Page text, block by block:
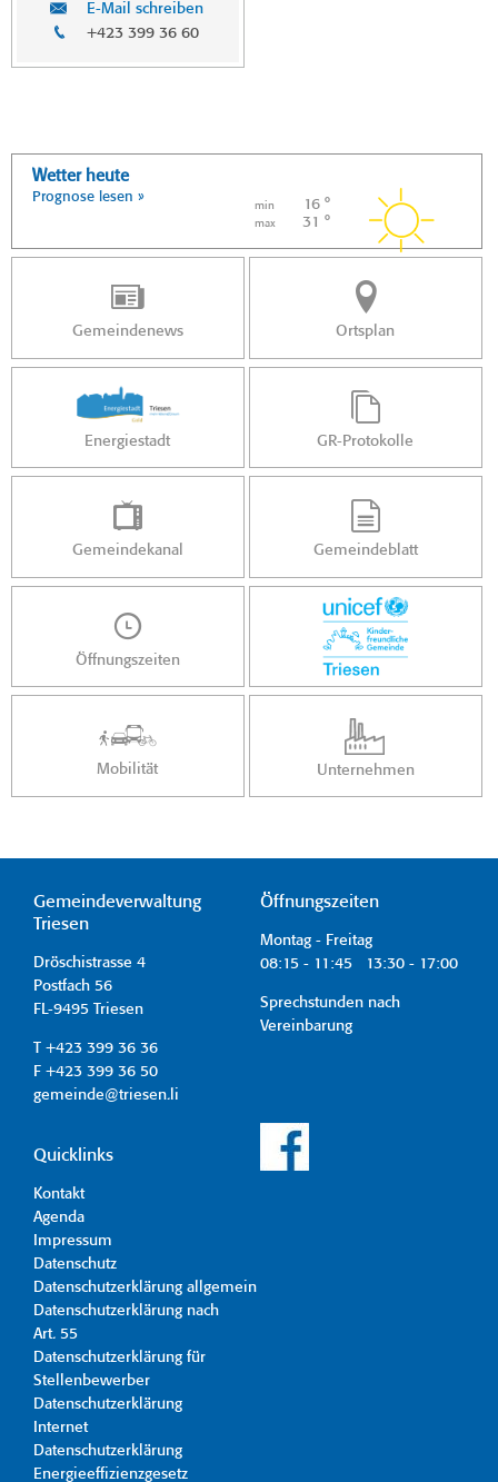
E-Mail schreiben
+423 399 36 60
Wetter heute
Prognose lesen »
min 16 °
max 31 °
Gemeindenews Ortsplan
Energiestadt GR-Protokolle
Gemeindekanal Gemeindeblatt
Öffnungszeiten
Mobilität Unternehmen
Gemeindeverwaltung
Triesen
Dröschistrasse 4
Postfach 56
FL-9495 Triesen
T +423 399 36 36
F +423 399 36 50
gemeinde@triesen.li
Öffnungszeiten
Montag - Freitag
08:15 - 11:45 13:30 - 17:00
Sprechstunden nach
Vereinbarung
Quicklinks
Kontakt
Agenda
Impressum
Datenschutz
Datenschutzerklärung allgemein
Datenschutzerklärung nach
Art. 55
Datenschutzerklärung für
Stellenbewerber
Datenschutzerklärung
Internet
Datenschutzerklärung
Energieeffizienzgesetz